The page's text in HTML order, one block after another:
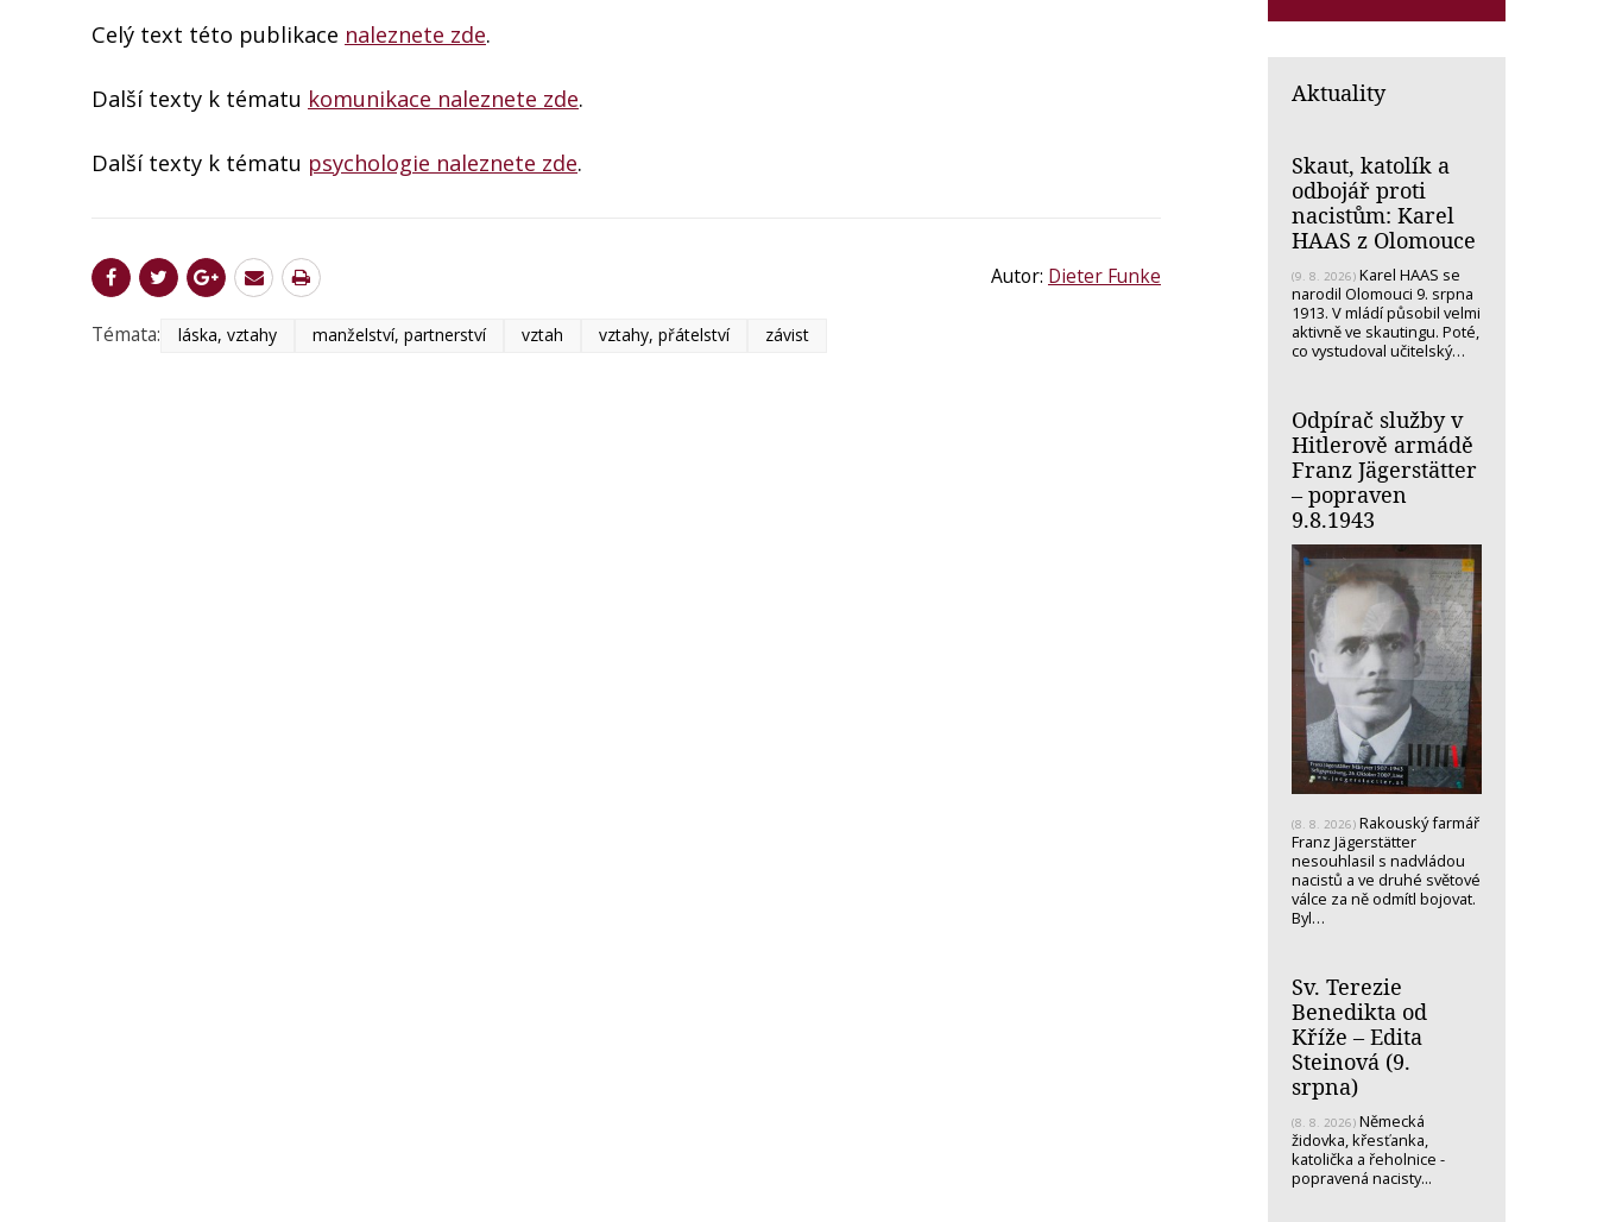
Celý text této publikace naleznete zde.
Další texty k tématu komunikace naleznete zde.
Další texty k tématu psychologie naleznete zde.
Autor: Dieter Funke
Témata: láska, vztahy manželství, partnerství vztah vztahy, přátelství závist
Aktuality
Skaut, katolík a
odbojář proti
nacistům: Karel
HAAS z Olomouce
(9. 8. 2026) Karel HAAS se
narodil Olomouci 9. srpna
1913. V mládí působil velmi
aktivně ve skautingu. Poté,
co vystudoval učitelský…
Odpírač služby v
Hitlerově armádě
Franz Jägerstätter
– popraven
9.8.1943
(8. 8. 2026) Rakouský farmář
Franz Jägerstätter
nesouhlasil s nadvládou
nacistů a ve druhé světové
válce za ně odmítl bojovat.
Byl…
Sv. Terezie
Benedikta od
Kříže – Edita
Steinová (9.
srpna)
(8. 8. 2026) Německá
židovka, křesťanka,
katolička a řeholnice -
popravená nacisty...